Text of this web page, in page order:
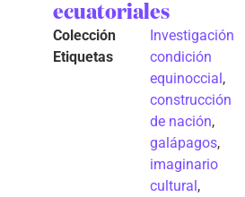
ecuatoriales
Colección
Investigación
Etiquetas
condición
equinoccial,
construcción
de nación,
galápagos,
imaginario
cultural,